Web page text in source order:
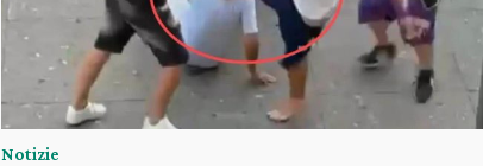
Notizie